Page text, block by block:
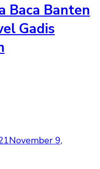
Baca Banten
Gadis
November 9,